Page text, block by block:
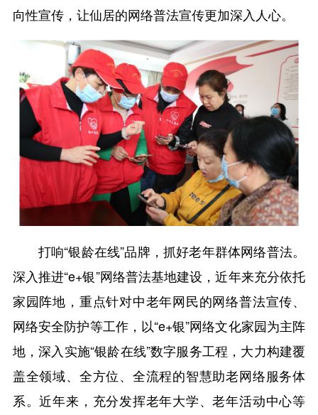
向性宣传，让仙居的网络普法宣传更加深入人心。
打响“银龄在线”品牌，抓好老年群体网络普法。
深入推进“e+银”网络普法基地建设，近年来充分依托
家园阵地，重点针对中老年网民的网络普法宣传、
网络安全防护等工作，以“e+银”网络文化家园为主阵
地，深入实施“银龄在线”数字服务工程，大力构建覆
盖全领域、全方位、全流程的智慧助老网络服务体
系。近年来，充分发挥老年大学、老年活动中心等